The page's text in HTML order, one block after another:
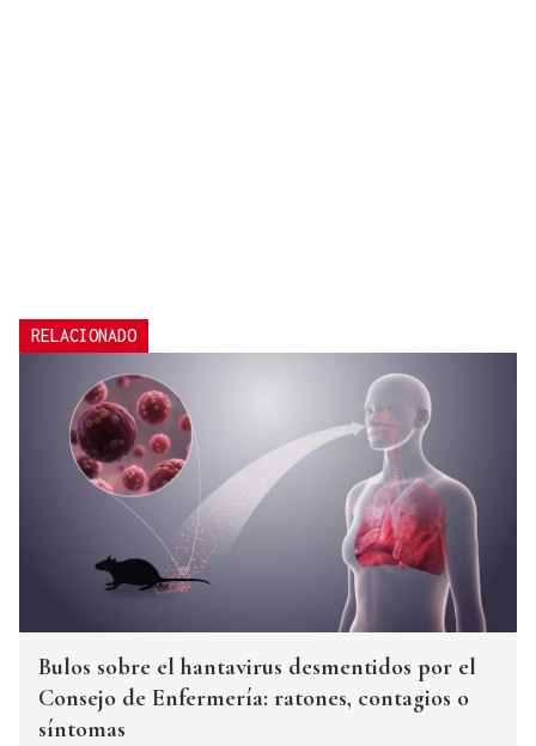
RELACIONADO
Bulos sobre el hantavirus desmentidos por el
Consejo de Enfermería: ratones, contagios o
síntomas